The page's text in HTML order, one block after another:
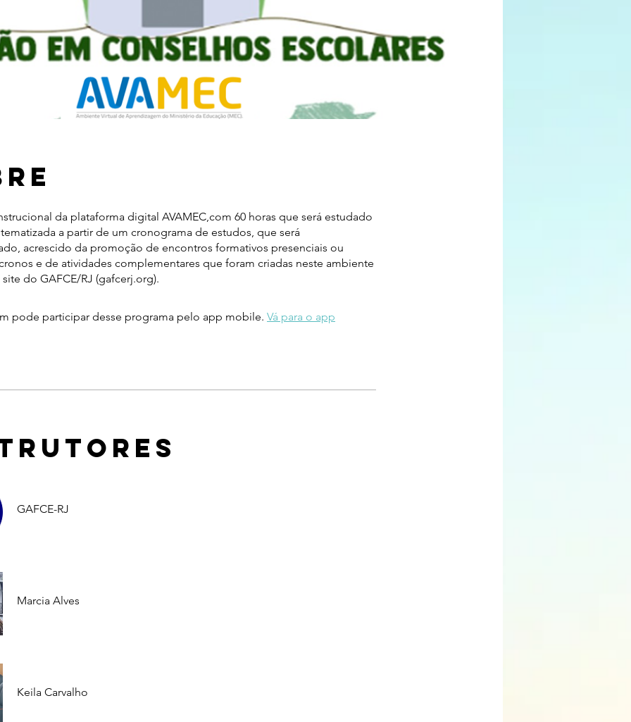
da plataforma digital AVAMEC,com 60 horas que será estudado
a partir de um cronograma de estudos, que será
acrescido da promoção de encontros formativos presenciais ou
e de atividades complementares que foram criadas neste ambiente
do GAFCE/RJ (gafcerj.org).
pode participar desse programa pelo app mobile. Vá para o app
GAFCE-RJ
Marcia Alves
Keila Carvalho